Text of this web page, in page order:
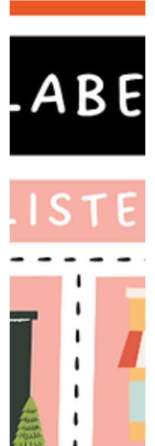
lại chính xác 100% từ vựng xuất hiện
audio. Việc nhận diện được các mẫu
chuyển đổi từ vựng quen thuộc này
sẽ giúp bạn phản xạ nhanh